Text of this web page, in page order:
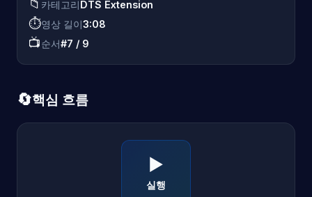
📁 카테고리DTS Extension
⏱️영상 길이3:08
📺순서#7 / 9
🔄핵심 흐름
▶️
실행